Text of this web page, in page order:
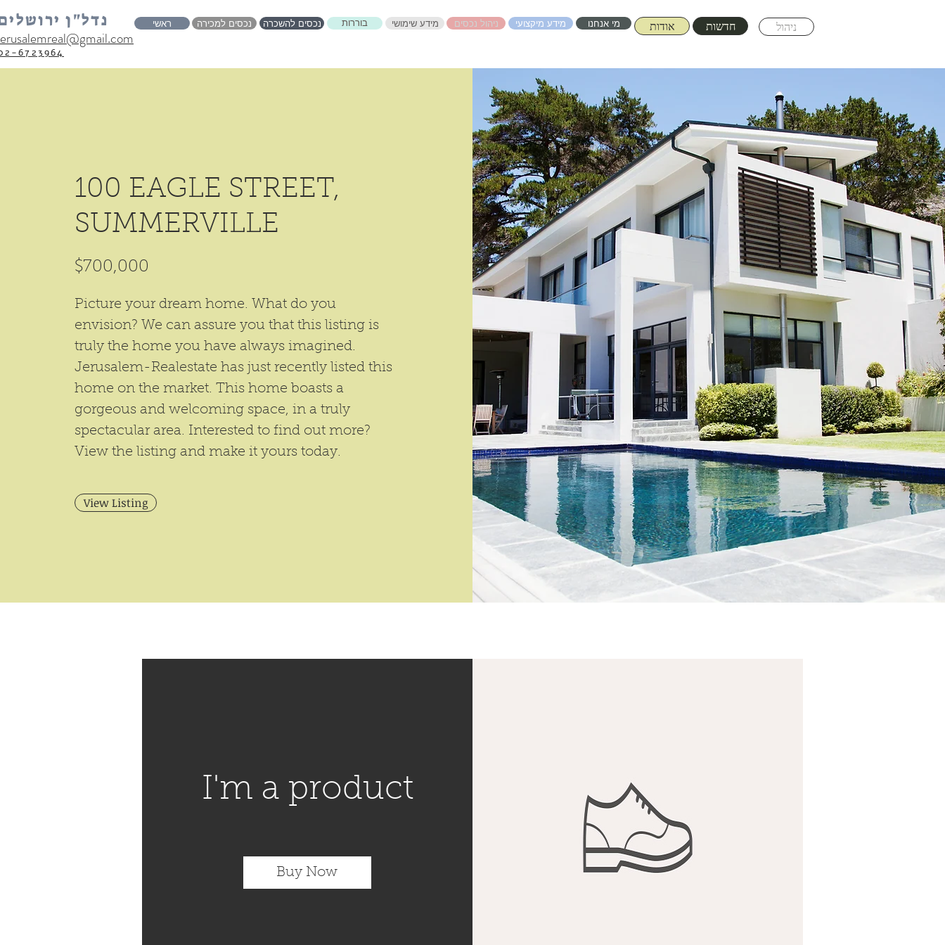
6723964
נדל"ן ראשי נכסים למכירה נכסים להשכרה בוררות מידע שימושי ניהול נכסים מידע מיקצועי מי אנחנו אודות חדשות ניהול
100 EAGLE STREET,
SUMMERVILLE
$700,000
Picture your dream home. What do you
envision? We can assure you that this listing is
truly the home you have always imagined.
Jerusalem-Realestate has just recently listed this
home on the market. This home boasts a
gorgeous and welcoming space, in a truly
spectacular area. Interested to find out more?
View the listing and make it yours today.
View Listing
I'm a product
Buy Now